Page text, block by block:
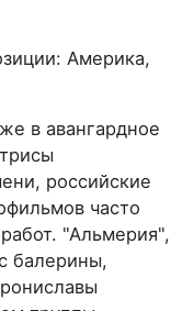
Америка,
в авангардное
российские
часто
"Альмерия",
балерины,